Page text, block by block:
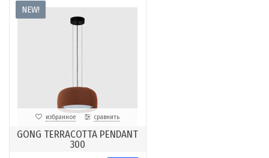
NEW!
избранное сравнить
GONG TERRACOTTA PENDANT
300